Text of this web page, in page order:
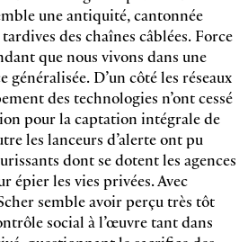
une antiquité, cantonnée
des chaînes câblées. Force
que nous vivons dans une
généralisée. D’un côté les réseaux
des technologies n’ont cessé
pour la captation intégrale de
les lanceurs d’alerte ont pu
dont se dotent les agences
épier les vies privées. Avec
semble avoir perçu très tôt
social à l’œuvre tant dans